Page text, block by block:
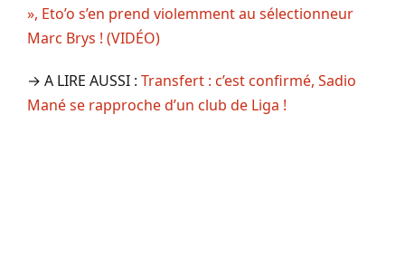
», Eto’o s’en prend violemment au sélectionneur
Marc Brys ! (VIDÉO)
→ A LIRE AUSSI : Transfert : c’est confirmé, Sadio
Mané se rapproche d’un club de Liga !